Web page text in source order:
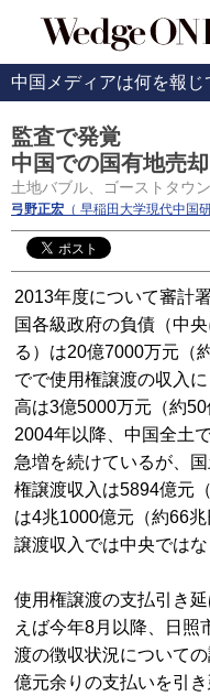
中国メディアは何を報じ
監査で発覚
中国での国有地売
土地バブル、ゴーストタウ
弓野正宏 （ 早稲田大学現代中国
2013年度について審計
国各級政府の負債（中
る）は20億7000万元（
でで使用権譲渡の収入
高は3億5000万元（約50
2004年以降、中国全土
急増を続けているが、
権譲渡収入は5894億元
は4兆1000億元（約66
譲渡収入では中央では
使用権譲渡の支払引き
えば今年8月以降、日照
渡の徴収状況について
億元余りの支払いを引